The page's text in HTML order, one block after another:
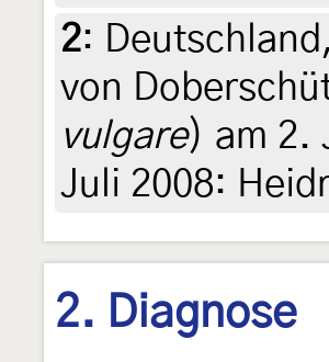
2:
von
vulgare) am 2.
Juli 2008:
2. Diagnose